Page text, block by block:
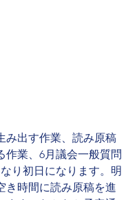
み出す作業、読み原稿
作業、6月議会一般質問
り初日になります。明
き時間に読み原稿を進